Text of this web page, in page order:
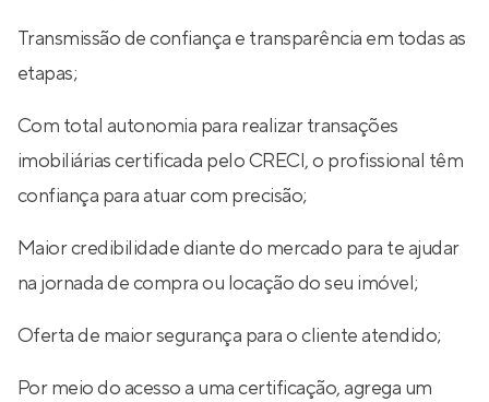
Transmissão de confiança e transparência em todas as
etapas;
Com total autonomia para realizar transações
imobiliárias certificada pelo CRECI, o profissional têm
confiança para atuar com precisão;
Maior credibilidade diante do mercado para te ajudar
na jornada de compra ou locação do seu imóvel;
Oferta de maior segurança para o cliente atendido;
Por meio do acesso a uma certificação, agrega um